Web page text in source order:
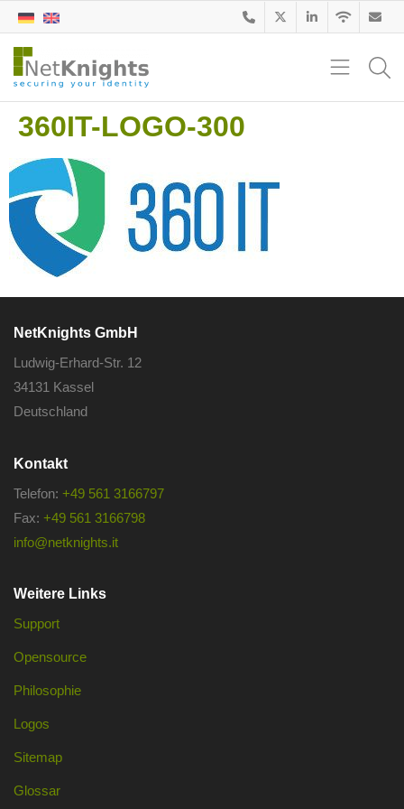
360IT-LOGO-300
NetKnights GmbH
Ludwig-Erhard-Str. 12
34131 Kassel
Deutschland
Kontakt
Telefon: +49 561 3166797
Fax: +49 561 3166798
info@netknights.it
Weitere Links
Support
Opensource
Philosophie
Logos
Sitemap
Glossar